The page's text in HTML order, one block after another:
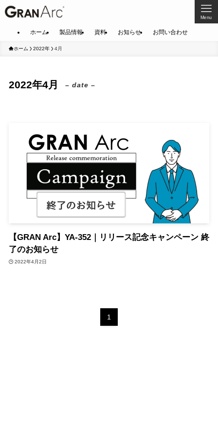
Menu
ホーム 製品情報 資料 お知らせ お問い合わせ
ホーム 2022年 4月
2022年4月 – date –
【GRAN Arc】YA-352｜リリース記念キャンペーン 終
了のお知らせ
2022年4月2日
1